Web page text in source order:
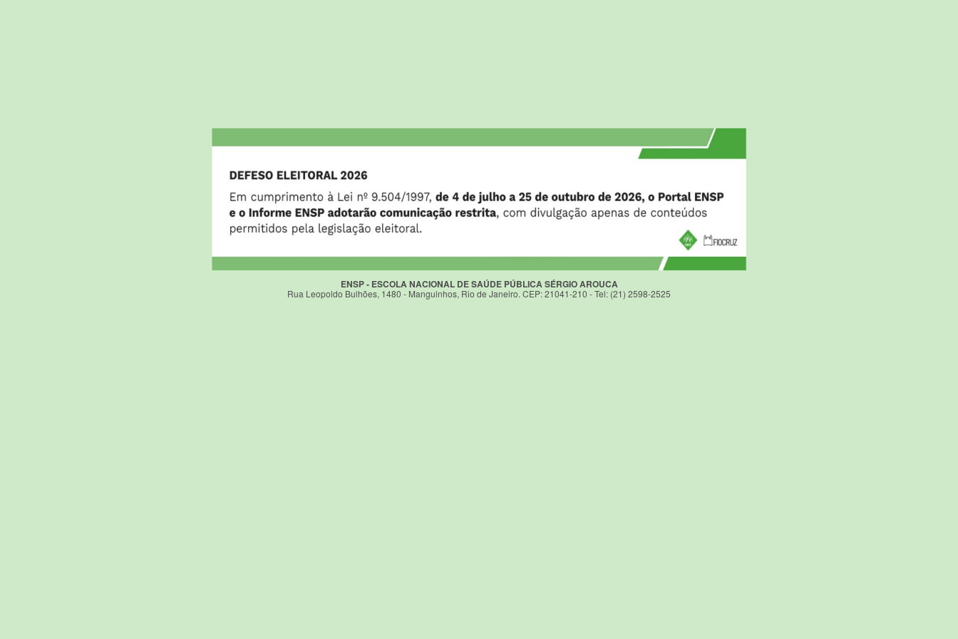
ENSP - ESCOLA NACIONAL DE SAÚDE PÚBLICA SÉRGIO AROUCA
Rua Leopoldo Bulhões, 1480 - Manguinhos, Rio de Janeiro. CEP: 21041-210 - Tel: (21) 2598-2525